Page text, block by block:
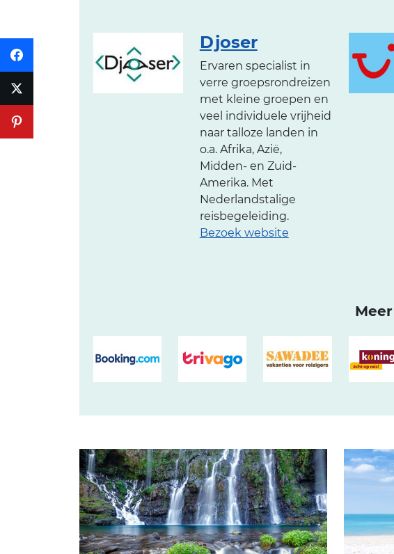
Djoser
Ervaren specialist in
verre groepsrondreizen
met kleine groepen en
veel individuele vrijheid
naar talloze landen in
o.a. Afrika, Azië,
Midden- en Zuid-
Amerika. Met
Nederlandstalige
reisbegeleiding.
Bezoek website